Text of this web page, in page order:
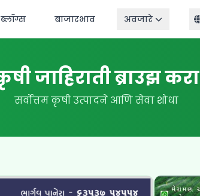
ब्लॉग्स बाजारभाव अवजारे
जाहिराती ब्राउझ करा
सर्वोत्तम कृषी उत्पादने आणि सेवा शोधा